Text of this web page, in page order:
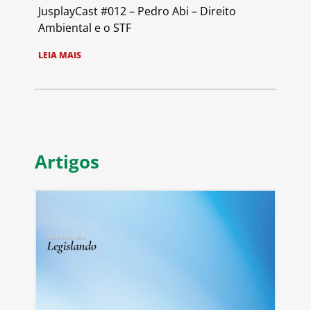
JusplayCast #012 – Pedro Abi – Direito
Ambiental e o STF
LEIA MAIS
Artigos